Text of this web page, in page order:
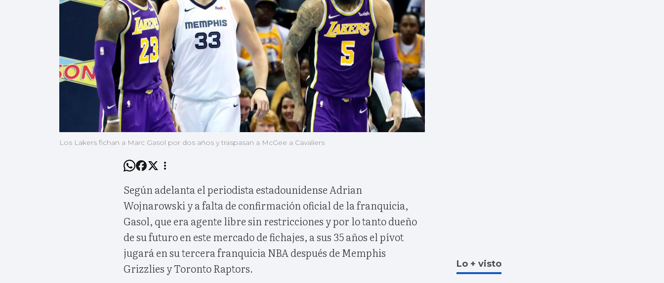
Los Lakers fichan a Marc Gasol por dos años y traspasan a McGee a Cavaliers
Según adelanta el periodista estadounidense Adrian
Wojnarowski y a falta de confirmación oficial de la franquicia,
Gasol, que era agente libre sin restricciones y por lo tanto dueño
de su futuro en este mercado de fichajes, a sus 35 años el pívot
jugará en su tercera franquicia NBA después de Memphis
Grizzlies y Toronto Raptors.
Lo + visto